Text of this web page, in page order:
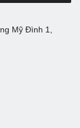
Mỹ Đình 1,